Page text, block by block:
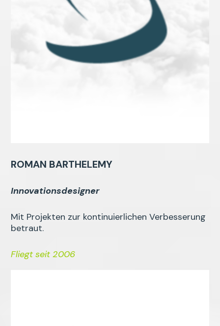
ROMAN BARTHELEMY
Innovationsdesigner
Mit Projekten zur kontinuierlichen Verbesserung
betraut.
Fliegt seit 2006